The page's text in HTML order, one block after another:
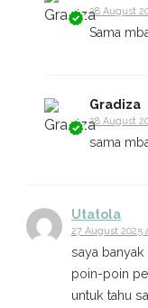
28 August
Sama
Gradiza
28 August
sama
Utatola
27 August 2025
saya
poin-poin
untuk tahu